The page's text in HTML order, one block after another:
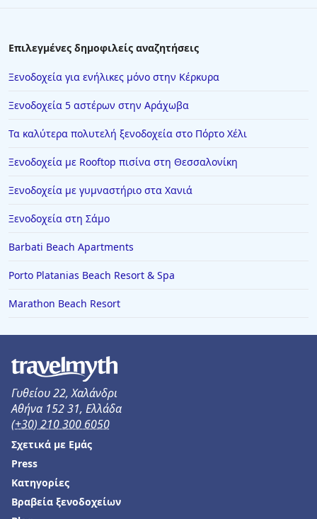
Επιλεγμένες δημοφιλείς αναζητήσεις
Ξενοδοχεία για ενήλικες μόνο στην Κέρκυρα
Ξενοδοχεία 5 αστέρων στην Αράχωβα
Τα καλύτερα πολυτελή ξενοδοχεία στο Πόρτο Χέλι
Ξενοδοχεία με Rooftop πισίνα στη Θεσσαλονίκη
Ξενοδοχεία με γυμναστήριο στα Χανιά
Ξενοδοχεία στη Σάμο
Barbati Beach Apartments
Porto Platanias Beach Resort & Spa
Marathon Beach Resort
Γυθείου 22, Χαλάνδρι
Αθήνα 152 31, Ελλάδα
(+30) 210 300 6050
Σχετικά με Εμάς
Press
Κατηγορίες
Βραβεία ξενοδοχείων